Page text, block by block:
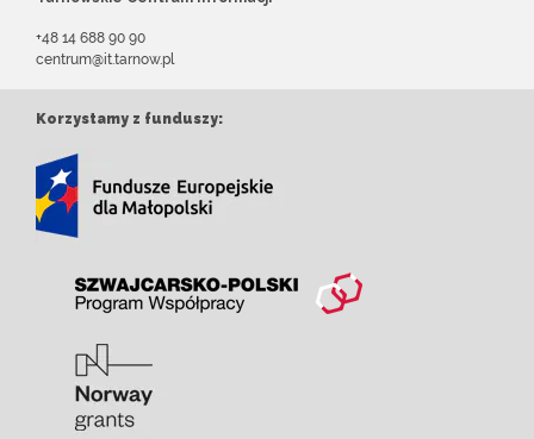
+48 14 688 90 90
centrum@it.tarnow.pl
Korzystamy z funduszy: